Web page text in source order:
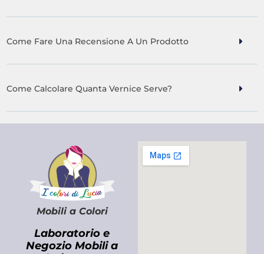
Come Fare Una Recensione A Un Prodotto
Come Calcolare Quanta Vernice Serve?
Mobili a Colori
Laboratorio e
Negozio Mobili a